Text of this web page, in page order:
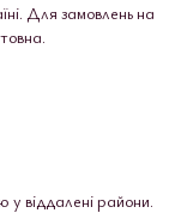
Для замовлень на
віддалені райони.